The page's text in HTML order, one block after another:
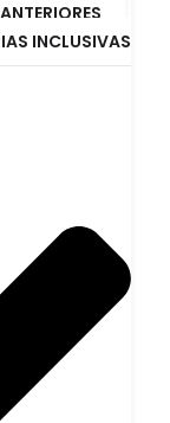
INCLUSIVAS